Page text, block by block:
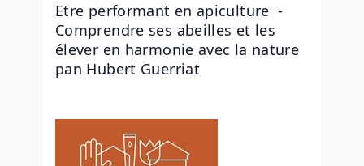
Etre performant en apiculture  -
Comprendre ses abeilles et les
élever en harmonie avec la nature
pan Hubert Guerriat